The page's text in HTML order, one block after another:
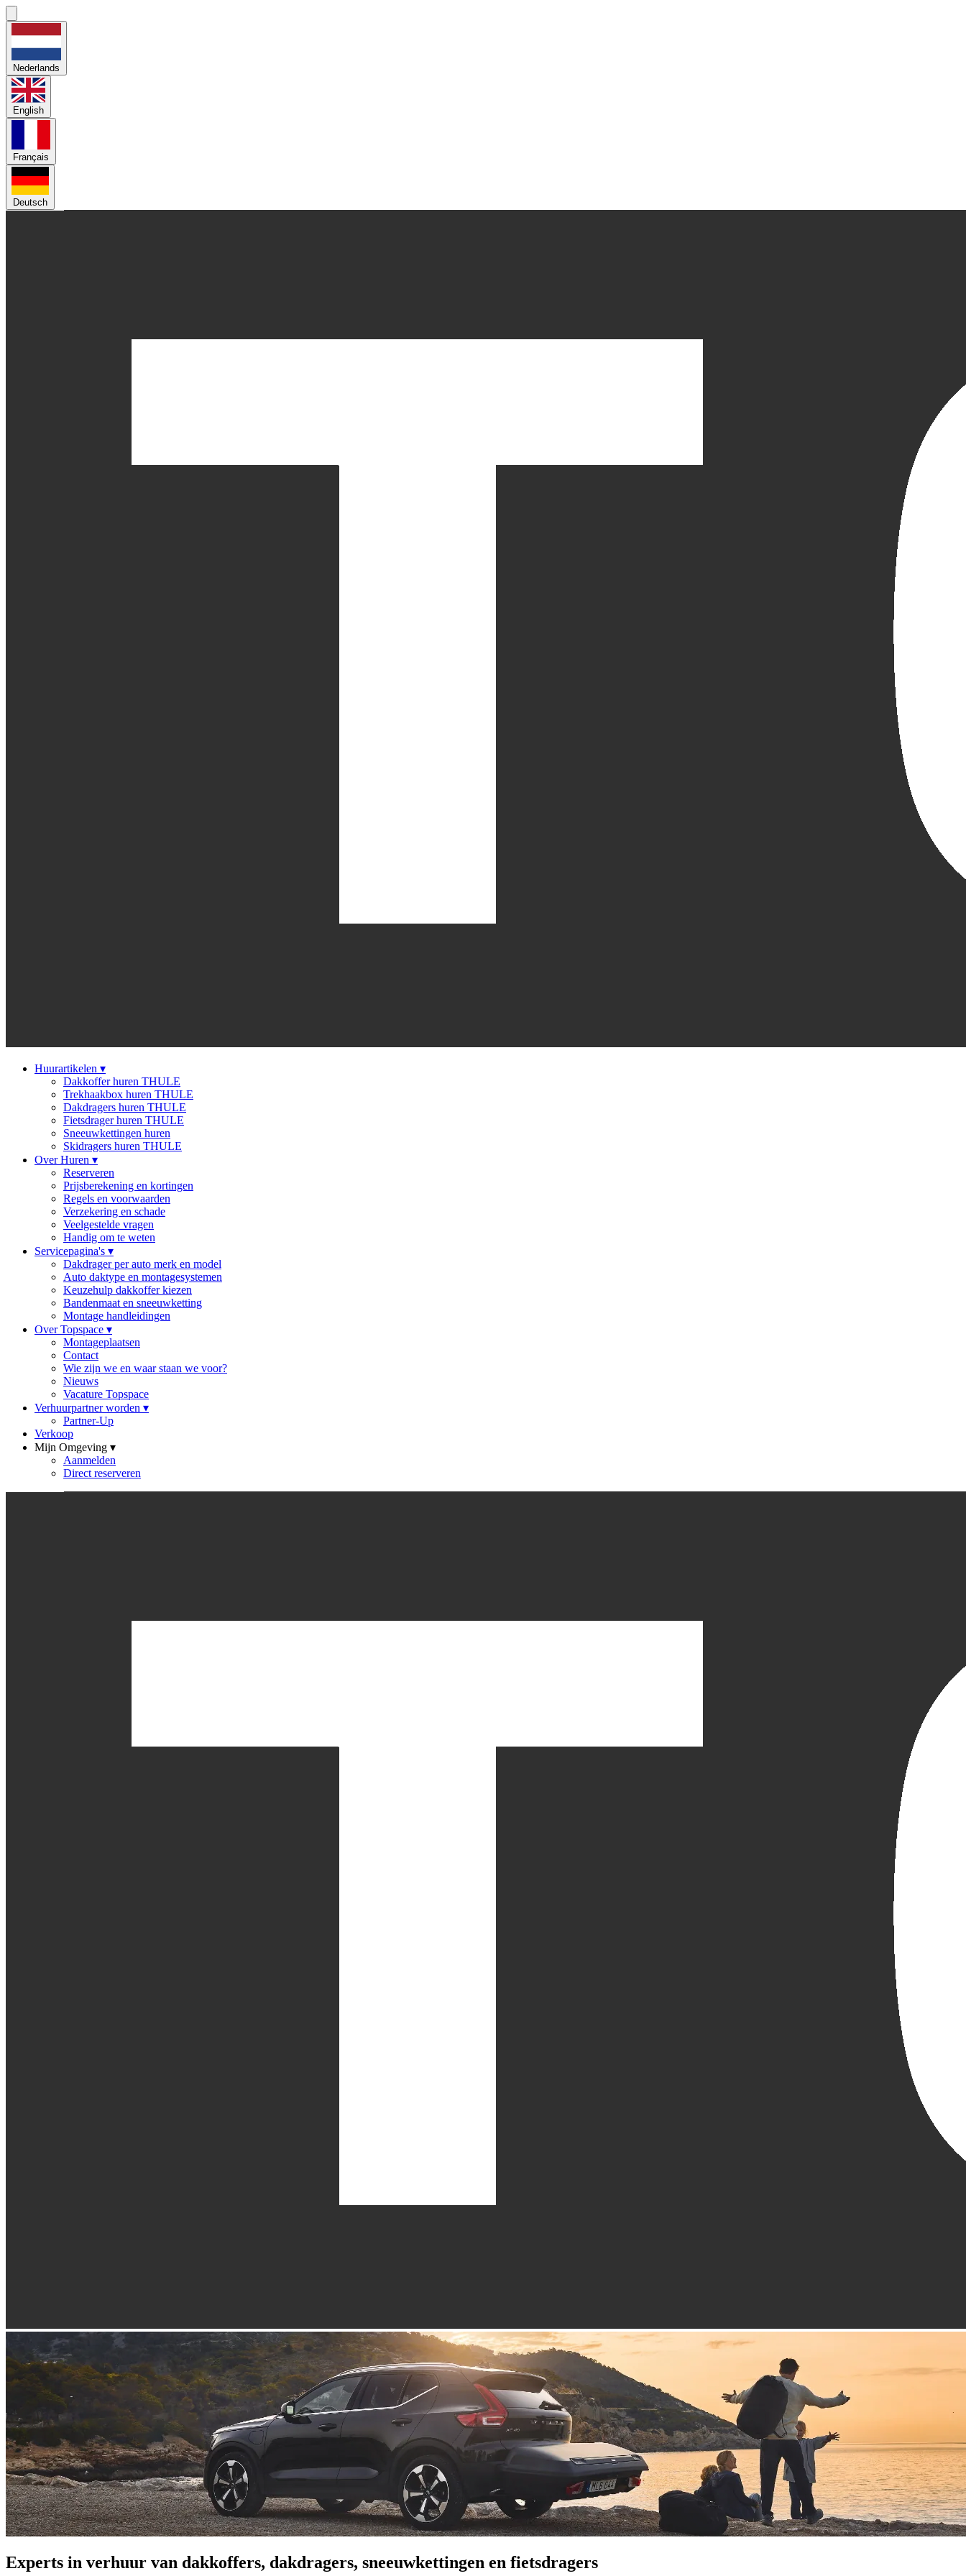
Nederlands
English
Français
Deutsch
Huurartikelen ▾
Dakkoffer huren THULE
Trekhaakbox huren THULE
Dakdragers huren THULE
Fietsdrager huren THULE
Sneeuwkettingen huren
Skidragers huren THULE
Over Huren ▾
Reserveren
Prijsberekening en kortingen
Regels en voorwaarden
Verzekering en schade
Veelgestelde vragen
Handig om te weten
Servicepagina's ▾
Dakdrager per auto merk en model
Auto daktype en montagesystemen
Keuzehulp dakkoffer kiezen
Bandenmaat en sneeuwketting
Montage handleidingen
Over Topspace ▾
Montageplaatsen
Contact
Wie zijn we en waar staan we voor?
Nieuws
Vacature Topspace
Verhuurpartner worden ▾
Partner-Up
Verkoop
Mijn Omgeving ▾
Aanmelden
Direct reserveren
Experts in verhuur van dakkoffers, dakdragers, sneeuwkettingen en fietsdragers